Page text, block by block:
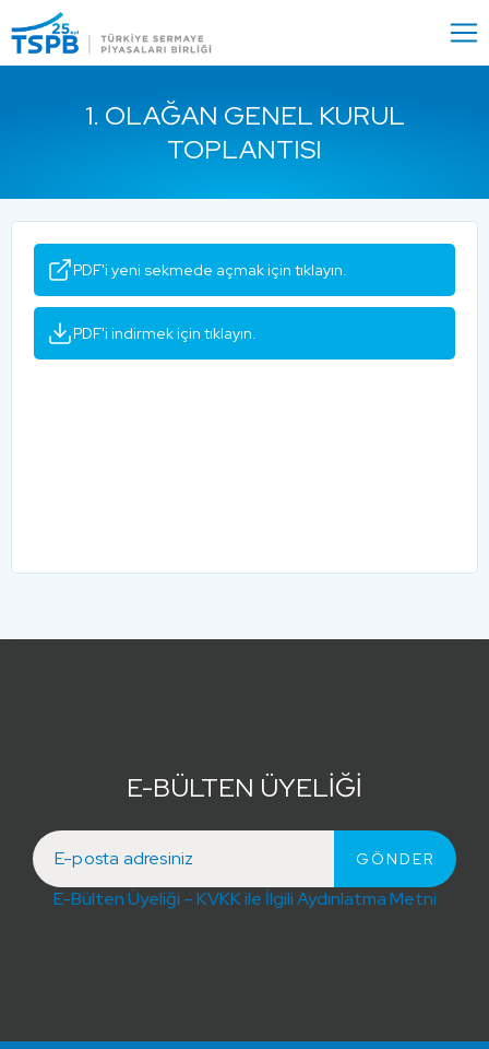
Close
1. OLAĞAN GENEL KURUL
TOPLANTISI
PDF'i yeni sekmede açmak için tıklayın.
PDF'i indirmek için tıklayın.
E-BÜLTEN ÜYELİĞİ
E-Bülten Üyeliği – KVKK ile İlgili Aydınlatma Metni